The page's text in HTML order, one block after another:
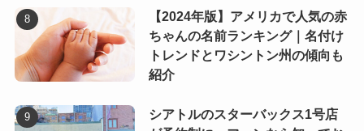
【2024年版】アメリカで人気の赤
ちゃんの名前ランキング｜名付け
トレンドとワシントン州の傾向も
紹介
シアトルのスターバックス1号店